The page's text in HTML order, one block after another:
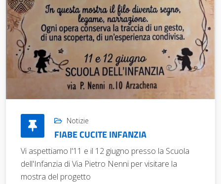
Notizie
FIABE CUCITE INFANZIA
Vi aspettiamo l'11 e il 12 giugno presso la Scuola
dell'Infanzia di Via Pietro Nenni per visitare la
mostra del progetto